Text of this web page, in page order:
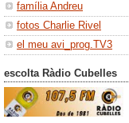
família Andreu
fotos Charlie Rivel
el meu avi_prog.TV3
escolta Ràdio Cubelles